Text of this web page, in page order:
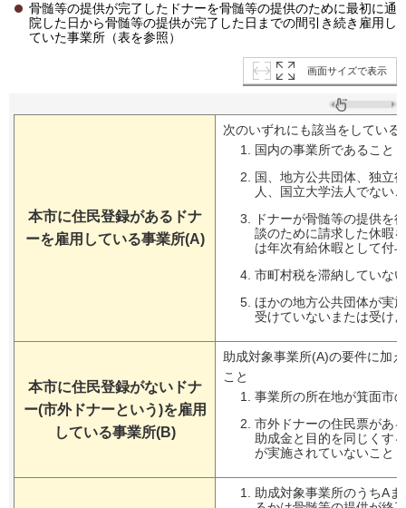
骨髄等の提供が完了したドナーを骨髄等の提供のために最初に通
院した日から骨髄等の提供が完了した日までの間引き続き雇用し
ていた事業所（表を参照）
画面サイズで表示
本市に住民登録があるドナ
ーを雇用している事業所(A)
次のいずれにも該当をしている
国内の事業所であること
国、地方公共団体、独立
人、国立大学法人でない
ドナーが骨髄等の提供を
談のために請求した休暇
は年次有給休暇として付
市町村税を滞納していな
ほかの地方公共団体が実
受けていないまたは受け
本市に住民登録がないドナ
ー(市外ドナーという)を雇用
している事業所(B)
助成対象事業所(A)の要件に加
こと
事業所の所在地が箕面市
市外ドナーの住民票があ
助成金と目的を同じくす
が実施されていないこと
助成対象事業所のうちA